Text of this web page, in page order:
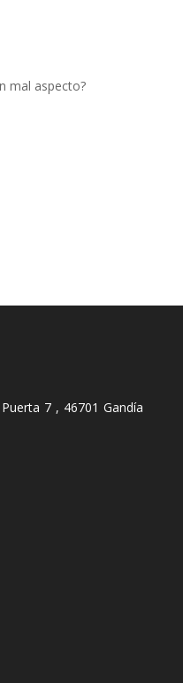
mal aspecto?
7 , 46701 Gandía